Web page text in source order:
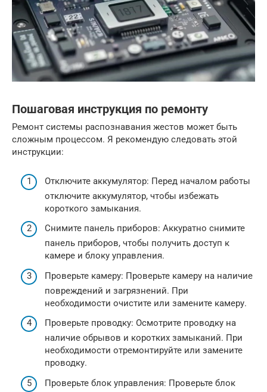
Пошаговая инструкция по ремонту
Ремонт системы распознавания жестов может быть
сложным процессом. Я рекомендую следовать этой
инструкции:
Отключите аккумулятор: Перед началом работы
отключите аккумулятор, чтобы избежать
короткого замыкания.
Снимите панель приборов: Аккуратно снимите
панель приборов, чтобы получить доступ к
камере и блоку управления.
Проверьте камеру: Проверьте камеру на наличие
повреждений и загрязнений. При
необходимости очистите или замените камеру.
Проверьте проводку: Осмотрите проводку на
наличие обрывов и коротких замыканий. При
необходимости отремонтируйте или замените
проводку.
Проверьте блок управления: Проверьте блок